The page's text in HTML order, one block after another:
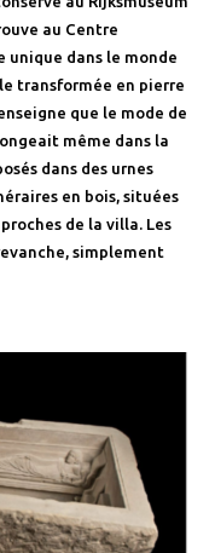
au Centre
unique dans le monde
transformée en pierre
que le mode de
même dans la
dans des urnes
en bois, situées
de la villa. Les
simplement